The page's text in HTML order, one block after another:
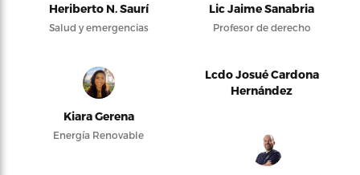
Heriberto N. Saurí
Salud y emergencias
Lic Jaime Sanabria
Profesor de derecho
Kiara Gerena
Energía Renovable
Lcdo Josué Cardona
Hernández